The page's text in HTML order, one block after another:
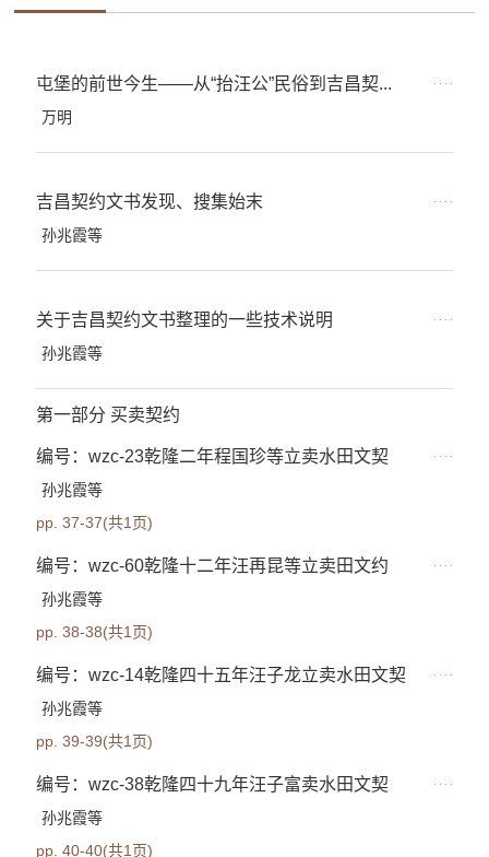
屯堡的前世今生——从“抬汪公”民俗到吉昌契...
万明
吉昌契约文书发现、搜集始末
孙兆霞等
关于吉昌契约文书整理的一些技术说明
孙兆霞等
第一部分 买卖契约
编号：wzc-23乾隆二年程国珍等立卖水田文契
孙兆霞等
pp. 37-37(共1页)
编号：wzc-60乾隆十二年汪再昆等立卖田文约
孙兆霞等
pp. 38-38(共1页)
编号：wzc-14乾隆四十五年汪子龙立卖水田文契
孙兆霞等
pp. 39-39(共1页)
编号：wzc-38乾隆四十九年汪子富卖水田文契
孙兆霞等
pp. 40-40(共1页)